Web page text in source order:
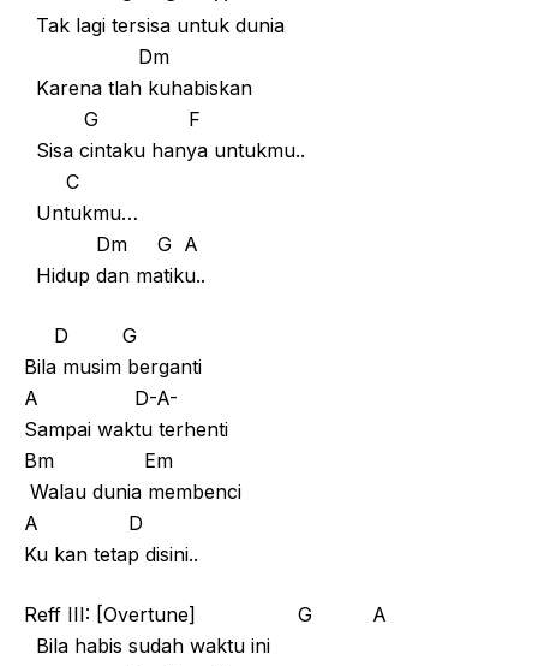
Tak lagi tersisa untuk dunia
Dm
Karena tlah kuhabiskan
G F
Sisa cintaku hanya untukmu..
C
Untukmu…
Dm G A
Hidup dan matiku..
D G
Bila musim berganti
A D-A-
Sampai waktu terhenti
Bm Em
Walau dunia membenci
A D
Ku kan tetap disini..
Reff III: [Overtune] G A
Bila habis sudah waktu ini